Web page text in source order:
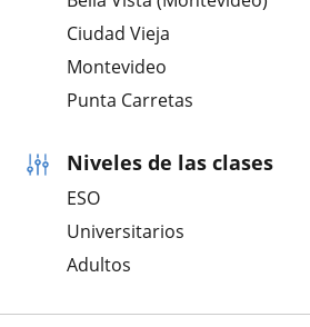
Ciudad Vieja
Montevideo
Punta Carretas
Niveles de las clases
ESO
Universitarios
Adultos